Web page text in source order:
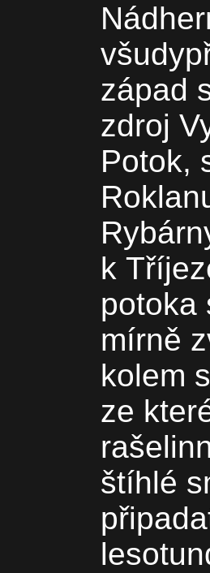
západ
zdroj
Potok,
k
potoka
mírně
kolem
ze
štíhlé